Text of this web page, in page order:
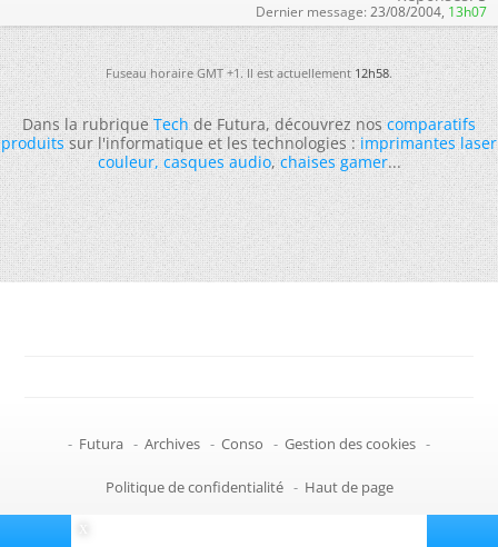
Dernier message: 23/08/2004, 13h07
Fuseau horaire GMT +1. Il est actuellement12h58.
Dans la rubriqueTechde Futura, découvrez noscomparatifs
produitssur l'informatique et les technologies :imprimantes laser
couleur,casques audio,chaises gamer...
- Futura - Archives - Conso - Gestion des cookies -
Politique de confidentialité - Haut de page